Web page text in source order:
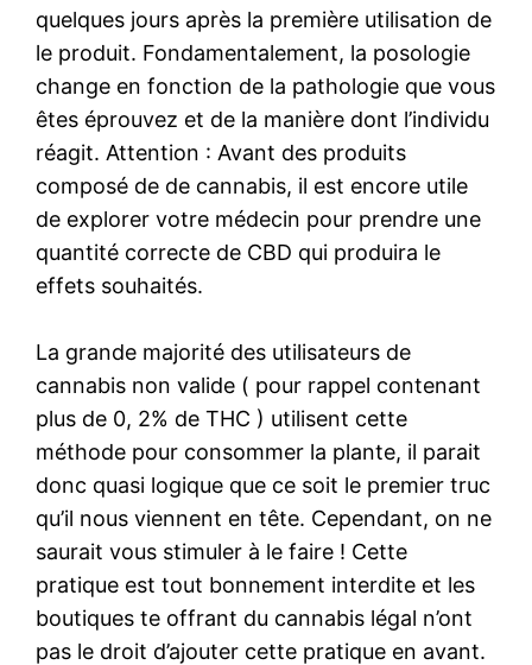
quelques jours après la première utilisation de
le produit. Fondamentalement, la posologie
change en fonction de la pathologie que vous
êtes éprouvez et de la manière dont l’individu
réagit. Attention : Avant des produits
composé de de cannabis, il est encore utile
de explorer votre médecin pour prendre une
quantité correcte de CBD qui produira le
effets souhaités.
La grande majorité des utilisateurs de
cannabis non valide ( pour rappel contenant
plus de 0, 2% de THC ) utilisent cette
méthode pour consommer la plante, il parait
donc quasi logique que ce soit le premier truc
qu’il nous viennent en tête. Cependant, on ne
saurait vous stimuler à le faire ! Cette
pratique est tout bonnement interdite et les
boutiques te offrant du cannabis légal n’ont
pas le droit d’ajouter cette pratique en avant.